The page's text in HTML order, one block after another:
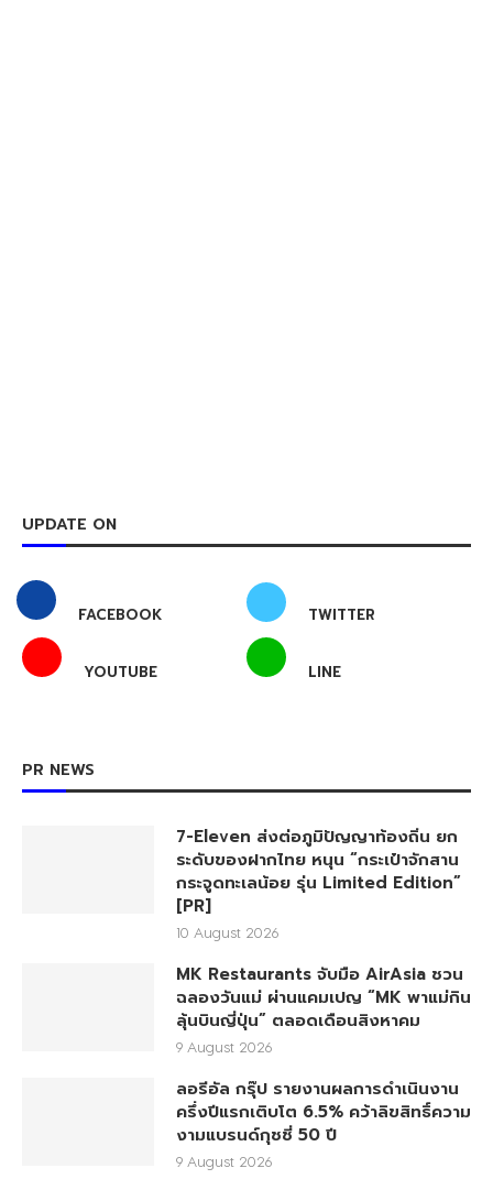
UPDATE ON
FACEBOOK TWITTER
YOUTUBE LINE
PR NEWS
7-Eleven ส่งต่อภูมิปัญญาท้องถิ่น ยก
ระดับของฝากไทย หนุน “กระเป๋าจักสาน
กระจูดทะเลน้อย รุ่น Limited Edition”
[PR]
10 August 2026
MK Restaurants จับมือ AirAsia ชวน
ฉลองวันแม่ ผ่านแคมเปญ “MK พาแม่กิน
ลุ้นบินญี่ปุ่น” ตลอดเดือนสิงหาคม
9 August 2026
ลอรีอัล กรุ๊ป รายงานผลการดำเนินงาน
ครึ่งปีแรกเติบโต 6.5% คว้าลิขสิทธิ์ความ
งามแบรนด์กุชชี่ 50 ปี
9 August 2026